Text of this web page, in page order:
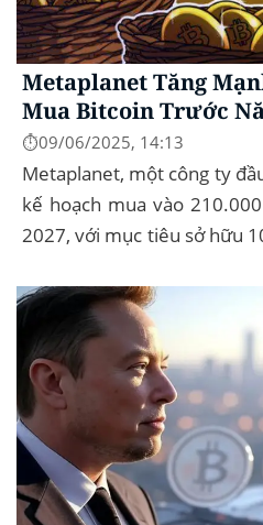
Metaplanet Tăng
Mua Bitcoin Trước
⏱️09/06/2025, 14:13
Metaplanet, một công ty
kế hoạch mua vào
2027, với mục tiêu sở hữu